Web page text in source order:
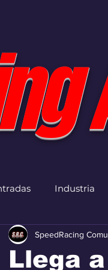
Industria
Llega
SpeedRacing